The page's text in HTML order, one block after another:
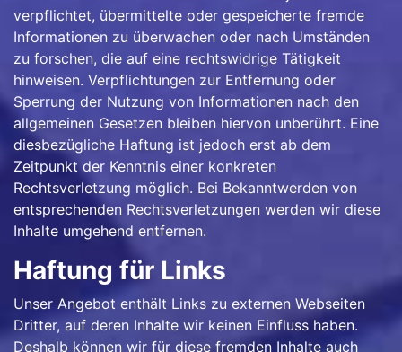
verpflichtet, übermittelte oder gespeicherte fremde
Informationen zu überwachen oder nach Umständen
zu forschen, die auf eine rechtswidrige Tätigkeit
hinweisen. Verpflichtungen zur Entfernung oder
Sperrung der Nutzung von Informationen nach den
allgemeinen Gesetzen bleiben hiervon unberührt. Eine
diesbezügliche Haftung ist jedoch erst ab dem
Zeitpunkt der Kenntnis einer konkreten
Rechtsverletzung möglich. Bei Bekanntwerden von
entsprechenden Rechtsverletzungen werden wir diese
Inhalte umgehend entfernen.
Haftung für Links
Unser Angebot enthält Links zu externen Webseiten
Dritter, auf deren Inhalte wir keinen Einfluss haben.
Deshalb können wir für diese fremden Inhalte auch